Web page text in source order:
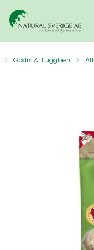
Godis & Tuggben